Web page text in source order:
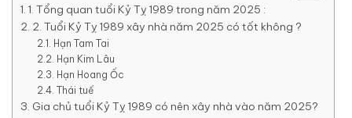
1. Tổng quan tuổi Kỷ Tỵ 1989 trong năm 2025 :
2. Tuổi Kỷ Tỵ 1989 xây nhà năm 2025 có tốt không ?
Hạn Tam Tai
Hạn Kim Lâu
Hạn Hoang Ốc
Thái tuế
Gia chủ tuổi Kỷ Tỵ 1989 có nên xây nhà vào năm 2025?